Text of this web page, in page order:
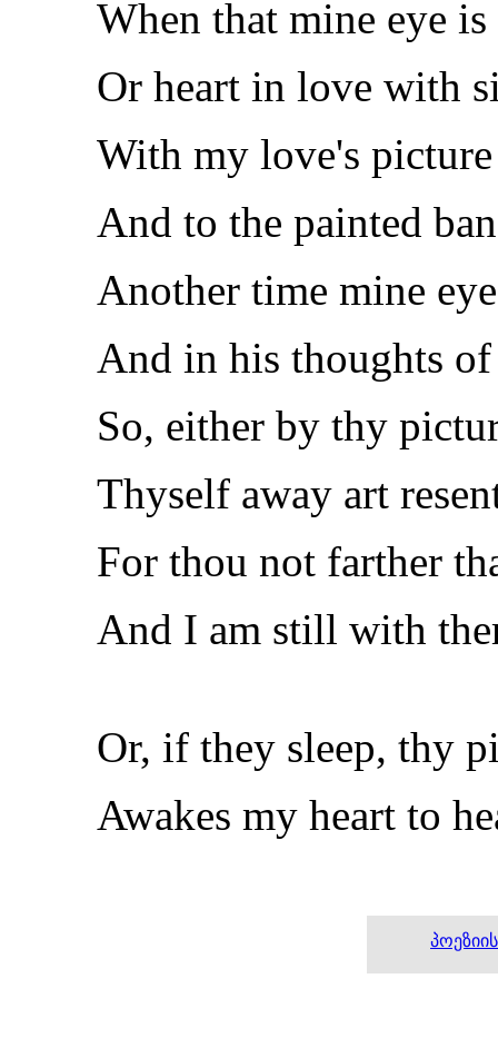
When that mine eye
Or heart in love with
With my love's
And to the painted
Another time mine
And in his thoughts
So, either by thy
Thyself away art
For thou not farther
And I am still with
Or, if they sleep, thy
Awakes my heart to